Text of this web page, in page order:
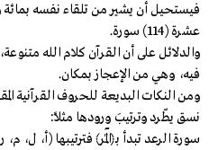
عشرة (114) سورة.
والدلائل على أن القرآن كلام الله
فيه، وهي من الإعجاز بمكان.
ومن النكات البديعة للحروف القرآنية
نسق يطّرد وترتيبَ ورودها مثلًا:
سورة الرعد تبدأ بـ﴿الٓمٓرٰ﴾ فترتيبها (أ،